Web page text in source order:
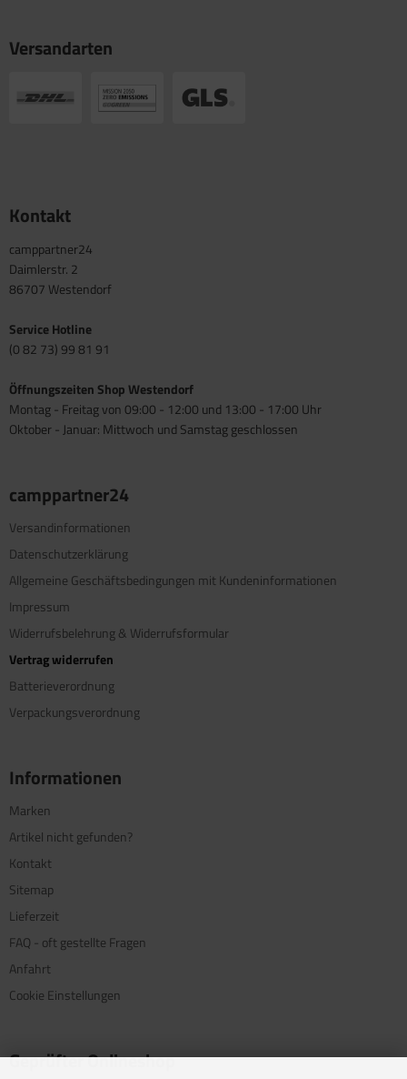
Versandarten
Kontakt
camppartner24
Daimlerstr. 2
86707 Westendorf
Service Hotline
(0 82 73) 99 81 91
Öffnungszeiten Shop Westendorf
Montag - Freitag von 09:00 - 12:00 und 13:00 - 17:00 Uhr
Oktober - Januar: Mittwoch und Samstag geschlossen
camppartner24
Versandinformationen
Datenschutzerklärung
Allgemeine Geschäftsbedingungen mit Kundeninformationen
Impressum
Widerrufsbelehrung & Widerrufsformular
Vertrag widerrufen
Batterieverordnung
Verpackungsverordnung
Informationen
Marken
Artikel nicht gefunden?
Kontakt
Sitemap
Lieferzeit
FAQ - oft gestellte Fragen
Anfahrt
Cookie Einstellungen
Geprüfter Onlineshop